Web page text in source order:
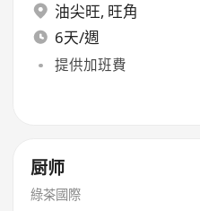
油尖旺, 旺角
6天/週
提供加班費
厨师
綠茶國際